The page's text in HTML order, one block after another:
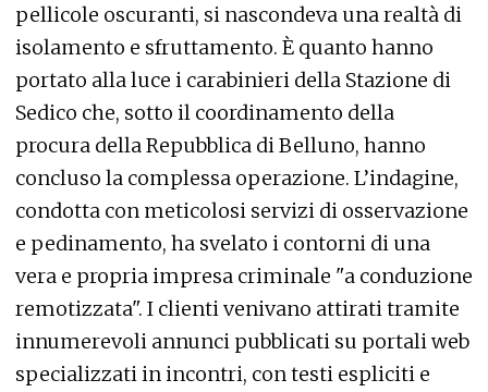
pellicole oscuranti, si nascondeva una realtà di
isolamento e sfruttamento. È quanto hanno
portato alla luce i carabinieri della Stazione di
Sedico che, sotto il coordinamento della
procura della Repubblica di Belluno, hanno
concluso la complessa operazione. L’indagine,
condotta con meticolosi servizi di osservazione
e pedinamento, ha svelato i contorni di una
vera e propria impresa criminale "a conduzione
remotizzata". I clienti venivano attirati tramite
innumerevoli annunci pubblicati su portali web
specializzati in incontri, con testi espliciti e